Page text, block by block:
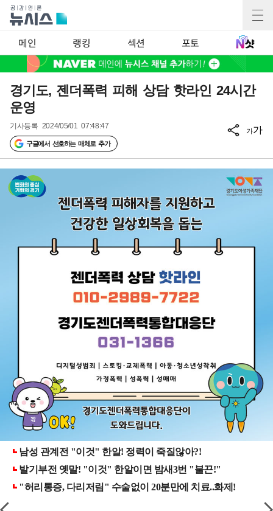
메인 랭킹 섹션 포토
경기도, 젠더폭력 피해 상담 핫라인 24시간
운영
기사등록 2024/05/01 07:48:47
구글에서 선호하는 매체로 추가
가가